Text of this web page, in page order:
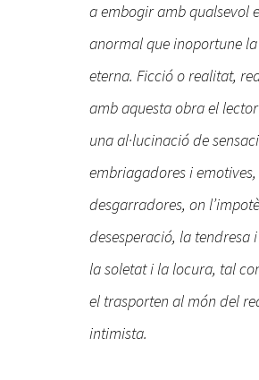
a embogir amb qualsevol
anormal que inoportune
eterna. Ficció o realitat,
amb aquesta obra el
una al·lucinació de
embriagadores i
desgarradores, on
desesperació, la tendresa
la soletat i la locura, tal
el trasporten al món del
intimista.